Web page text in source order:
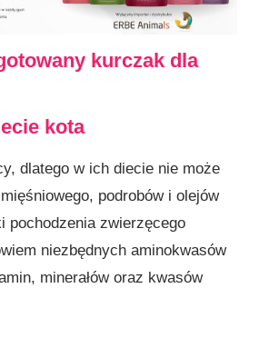
kurczak dla
kota
dlatego w ich diecie nie może
podrobów i olejów
pochodzenia zwierzęcego
niezbędnych aminokwasów
minerałów oraz kwasów